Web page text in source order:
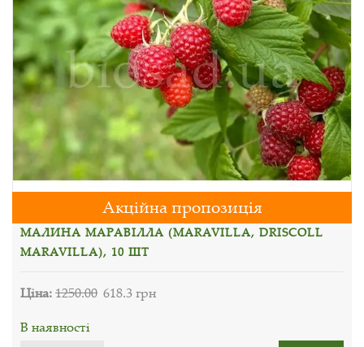
Акційна пропозиція
МАЛИНА МАРАВІЛЛА (MARAVILLA, DRISCOLL
MARAVILLA), 10 ШТ
Ціна:1250.00 618.3 грн
В наявності